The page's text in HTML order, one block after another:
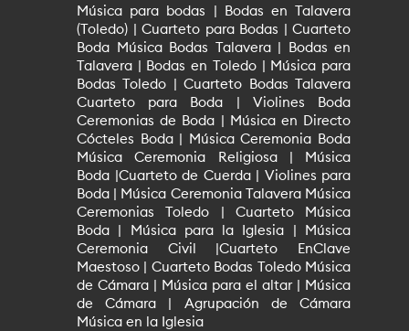
Música para bodas | Bodas en Talavera
(Toledo) | Cuarteto para Bodas | Cuarteto
Boda Música Bodas Talavera | Bodas en
Talavera | Bodas en Toledo | Música para
Bodas Toledo | Cuarteto Bodas Talavera
Cuarteto para Boda | Violines Boda
Ceremonias de Boda | Música en Directo
Cócteles Boda | Música Ceremonia Boda
Música Ceremonia Religiosa | Música
Boda |Cuarteto de Cuerda | Violines para
Boda | Música Ceremonia Talavera Música
Ceremonias Toledo | Cuarteto Música
Boda | Música para la Iglesia | Música
Ceremonia Civil |Cuarteto EnClave
Maestoso | Cuarteto Bodas Toledo Música
de Cámara | Música para el altar | Música
de Cámara | Agrupación de Cámara
Música en la Iglesia